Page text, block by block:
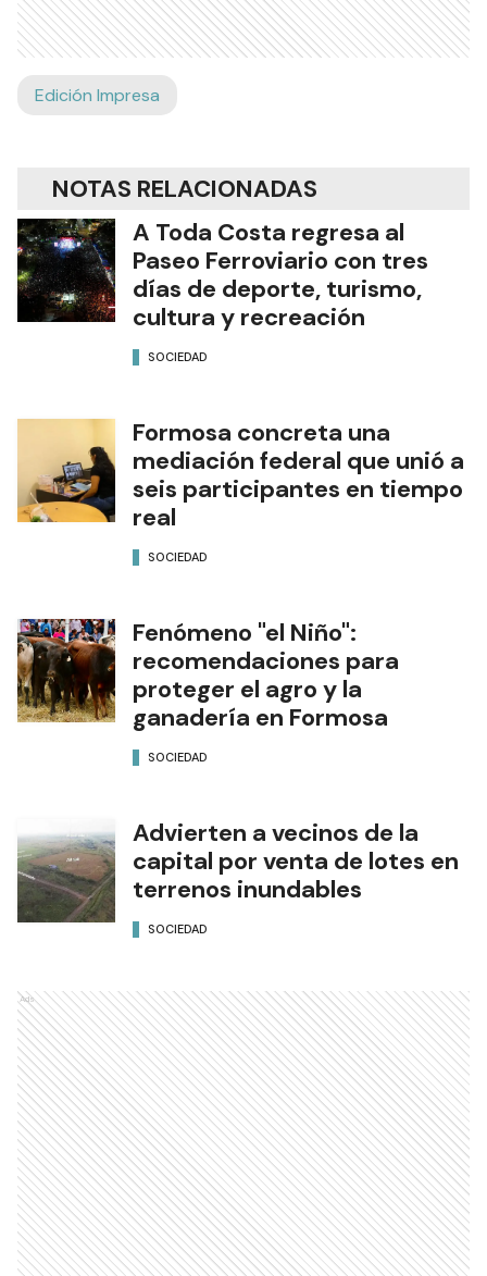
Edición Impresa
NOTAS RELACIONADAS
A Toda Costa regresa al
Paseo Ferroviario con tres
días de deporte, turismo,
cultura y recreación
SOCIEDAD
Formosa concreta una
mediación federal que unió a
seis participantes en tiempo
real
SOCIEDAD
Fenómeno "el Niño":
recomendaciones para
proteger el agro y la
ganadería en Formosa
SOCIEDAD
Advierten a vecinos de la
capital por venta de lotes en
terrenos inundables
SOCIEDAD
Ads